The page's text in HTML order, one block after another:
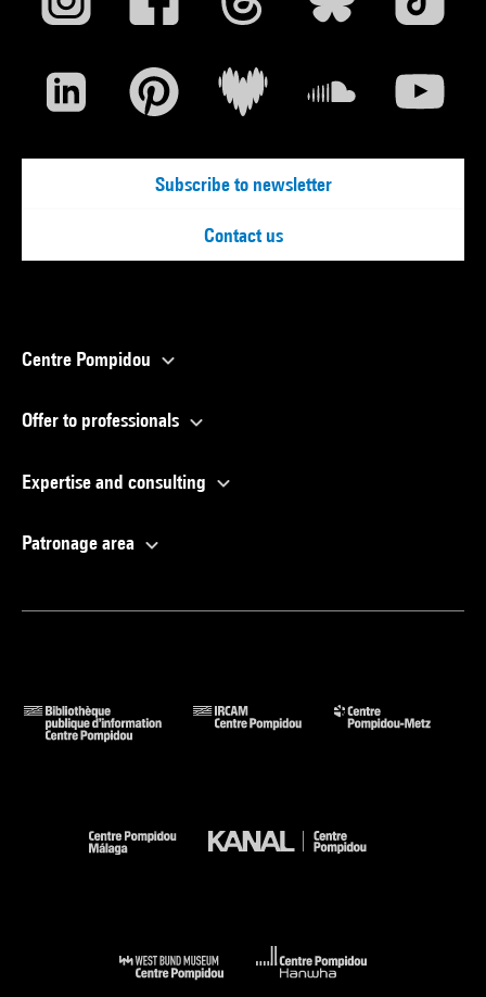
Subscribe to newsletter
Contact us
Centre Pompidou
Offer to professionals
Expertise and consulting
Patronage area